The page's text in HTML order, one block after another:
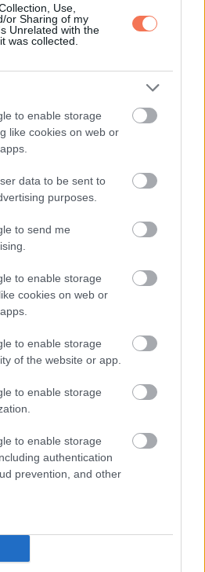
Use,
or Sharing of my
Unrelated with the
was collected.
to enable storage
like cookies on web or
data to be sent to
purposes.
to send me
to enable storage
cookies on web or
to enable storage
of the website or app.
to enable storage
to enable storage
authentication
prevention, and other
gyűltek a könnyei.
„Nem tudtam, ki vagy, csak azt,
gyorsan. „Tényleg nem.”
itt.”
a sürgősségi műtétet, hogy a
és hogy az orvosok újra meg
mondta halkan. „És a kisfiam
az adna kapaszkodót.
egyedül legyen” suttogta.
mondta. „Ha hagyod.”
csendesen.